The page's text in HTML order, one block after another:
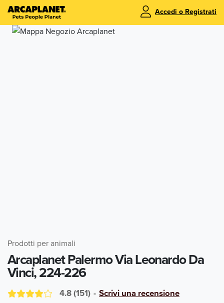
Accedi o Registrati
Prodotti per animali
Arcaplanet Palermo Via Leonardo Da
Vinci, 224-226
4.8(151) - Scrivi una recensione